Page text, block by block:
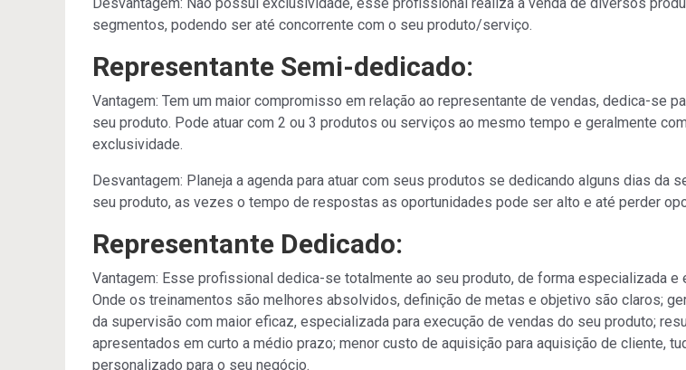
segmentos, podendo ser até concorrente com o seu produto/serviço.
Representante Semi-dedicado:
Vantagem: Tem um maior compromisso em relação ao representante de vendas, dedica-se
seu produto. Pode atuar com 2 ou 3 produtos ou serviços ao mesmo tempo e geralmente com
exclusividade.
Desvantagem: Planeja a agenda para atuar com seus produtos se dedicando alguns dias da
seu produto, as vezes o tempo de respostas as oportunidades pode ser alto e até perder
Representante Dedicado:
Vantagem: Esse profissional dedica-se totalmente ao seu produto, de forma especializada e
Onde os treinamentos são melhores absolvidos, definição de metas e objetivo são claros;
da supervisão com maior eficaz, especializada para execução de vendas do seu produto;
apresentados em curto a médio prazo; menor custo de aquisição para aquisição de cliente,
personalizado para o seu negócio.